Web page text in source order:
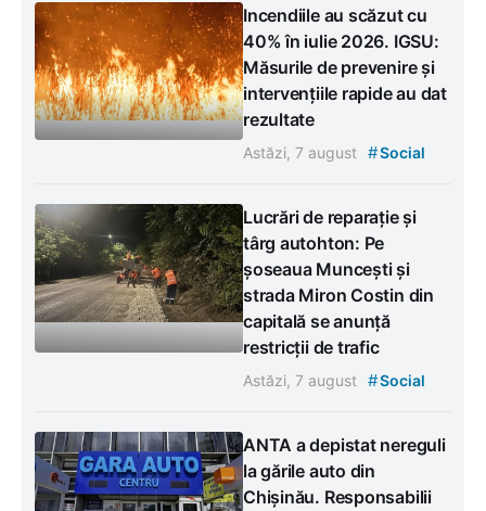
Incendiile au scăzut cu
40% în iulie 2026. IGSU:
Măsurile de prevenire și
intervențiile rapide au dat
rezultate
Astăzi, 7 august #Social
Lucrări de reparație și
târg autohton: Pe
șoseaua Muncești și
strada Miron Costin din
capitală se anunță
restricții de trafic
Astăzi, 7 august #Social
ANTA a depistat nereguli
la gările auto din
Chișinău. Responsabilii